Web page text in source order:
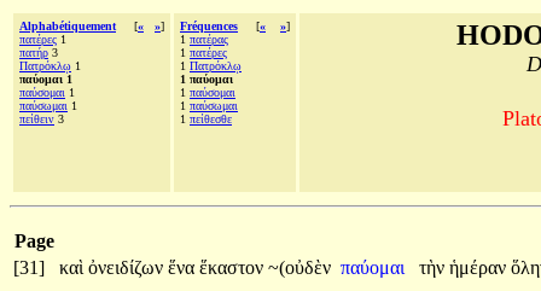
Alphabétiquement [« »]
πατέρες 1
πατήρ 3
Πατρόκλῳ 1
παύομαι 1
παύσομαι 1
παύσωμαι 1
πείθειν 3
Fréquences [« »]
1 πατέρας
1 πατέρες
1 Πατρόκλῳ
1 παύομαι
1 παύσομαι
1 παύσωμαι
1 πείθεσθε
Page
[31]
καὶ ὀνειδίζων ἕνα ἕκαστον ~(οὐδὲν παύομαι τὴν ἡμέραν